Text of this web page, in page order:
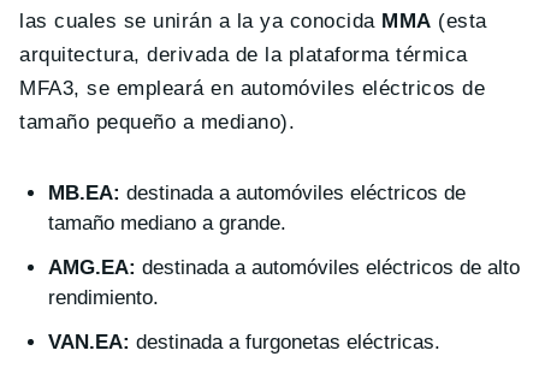
las cuales se unirán a la ya conocida MMA (esta
arquitectura, derivada de la plataforma térmica
MFA3, se empleará en automóviles eléctricos de
tamaño pequeño a mediano).
MB.EA: destinada a automóviles eléctricos de
tamaño mediano a grande.
AMG.EA: destinada a automóviles eléctricos de alto
rendimiento.
VAN.EA: destinada a furgonetas eléctricas.